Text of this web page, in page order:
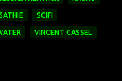
SCIFI
VINCENT CASSEL